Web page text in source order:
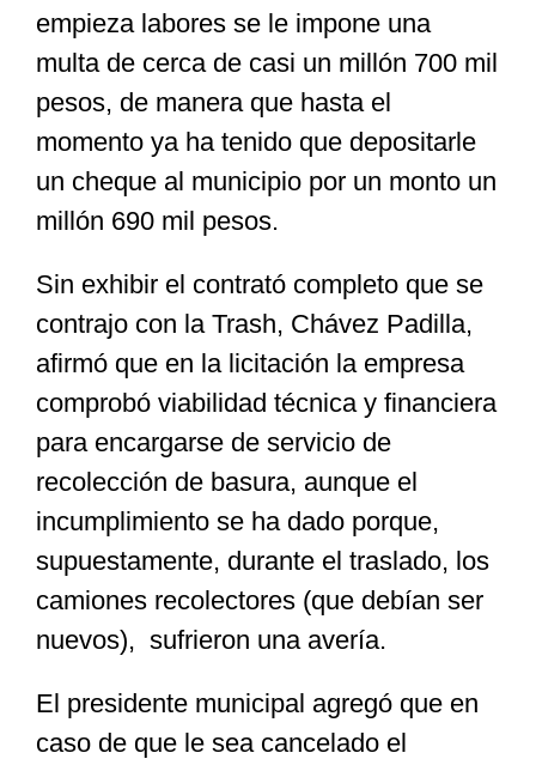
empieza labores se le impone una
multa de cerca de casi un millón 700 mil
pesos, de manera que hasta el
momento ya ha tenido que depositarle
un cheque al municipio por un monto un
millón 690 mil pesos.
Sin exhibir el contrató completo que se
contrajo con la Trash, Chávez Padilla,
afirmó que en la licitación la empresa
comprobó viabilidad técnica y financiera
para encargarse de servicio de
recolección de basura, aunque el
incumplimiento se ha dado porque,
supuestamente, durante el traslado, los
camiones recolectores (que debían ser
nuevos), sufrieron una avería.
El presidente municipal agregó que en
caso de que le sea cancelado el